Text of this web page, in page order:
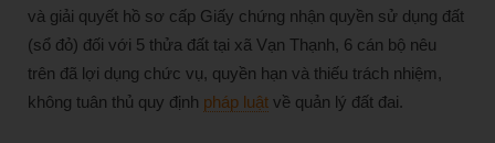
và giải quyết hồ sơ cấp Giấy chứng nhận quyền sử dụng đất
(sổ đỏ) đối với 5 thửa đất tại xã Vạn Thạnh, 6 cán bộ nêu
trên đã lợi dụng chức vụ, quyền hạn và thiếu trách nhiệm,
không tuân thủ quy định pháp luật về quản lý đất đai.